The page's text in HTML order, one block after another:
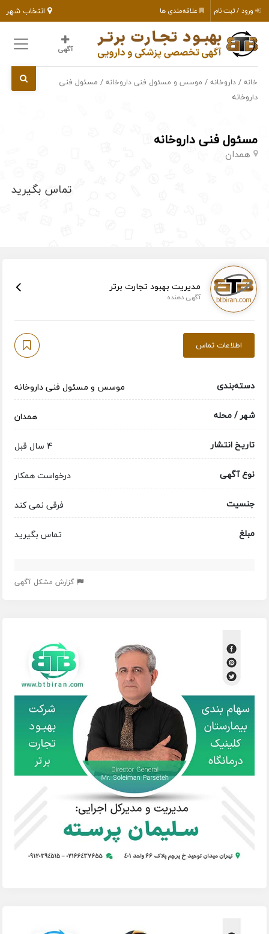
انتخاب شهر ورود / ثبت نام علاقه‌مندی ها
آگهی
خانه /داروخانه / موسس و مسئول فنی داروخانه / مسئول فنی
داروخانه
مسئول فنی داروخانه
همدان
تماس بگیرید
مدیریت بهبود تجارت برتر
آگهی دهنده
اطلاعات تماس
دسته‌بندی
موسس و مسئول فنی داروخانه
شهر / محله
همدان
تاریخ انتشار
4 سال قبل
نوع آگهی
درخواست همکار
جنسیت
فرقی نمی کند
مبلغ
تماس بگیرید
گزارش مشکل آگهی